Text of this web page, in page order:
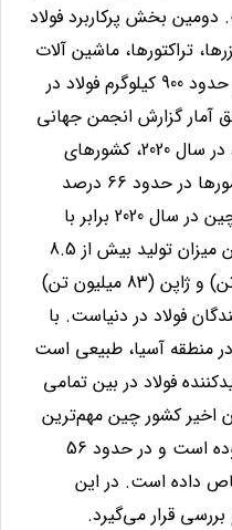
بخش پرکاربرد فولاد
تراکتورها، ماشین آلات
است. همچنین به طور متوسط در حدود 900 کیلوگرم فولاد در
آمار گزارش انجمن جهانی
فولاد، بزرگترین تولیدکنندگان فولاد در سال 2020، کشورهای
چین، هند و ژاپن بوده‌اند. این کشورها در حدود 66 درصد
فولاد دنیا را تولید می‌کنند. تولید چین در سال 2020 برابر با
1.065 میلیون تن بوده است که این میزان تولید بیش از 8.5
برابر تولید فولاد هند (100 میلیون تن) و ژاپن (83 میلیون تن)
فولاد در دنیاست. با
منطقه آسیا، طبیعی است
فولاد در بین تمامی
اخیر کشور چین مهم‌ترین
کشور عرضه‌کننده فولاد در جهان بوده است و در حدود 56
داده است. در این
قرار می‌گیرد.